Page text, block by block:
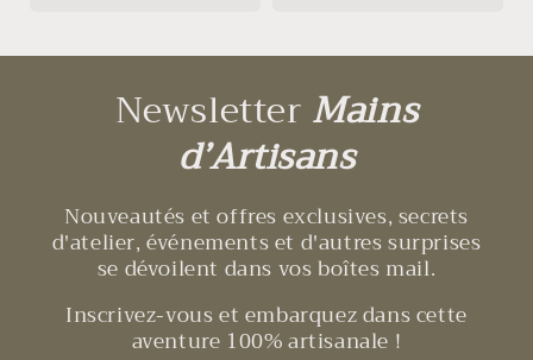
NewsletterMains
d’Artisans
Nouveautés et offres exclusives, secrets
d'atelier, événements et d'autres surprises
se dévoilent dans vos boîtes mail.
Inscrivez-vous et embarquez dans cette
aventure 100% artisanale !